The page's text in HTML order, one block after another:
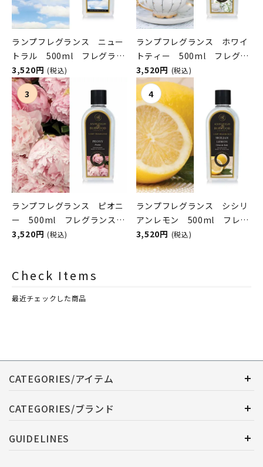
ランプフレグランス ニュー
トラル 500ml フレグラン
スランプ用オイル
ASHLEIGH&BURWOOD（ア
シュレイアンドバーウッド）
3,520円 (税込)
ランプフレグランス ホワイ
トティー 500ml フレグラ
ンスランプ用オイル
ASHLEIGH&BURWOOD（ア
シュレイアンドバーウッド）
3,520円 (税込)
ランプフレグランス ピオニ
ー 500ml フレグランスラ
ンプ用オイル
3,520円 (税込)
ランプフレグランス シシリ
アンレモン 500ml フレグ
ランスランプ用オイル
3,520円 (税込)
Check Items
最近チェックした商品
CATEGORIES/アイテム
CATEGORIES/ブランド
GUIDELINES